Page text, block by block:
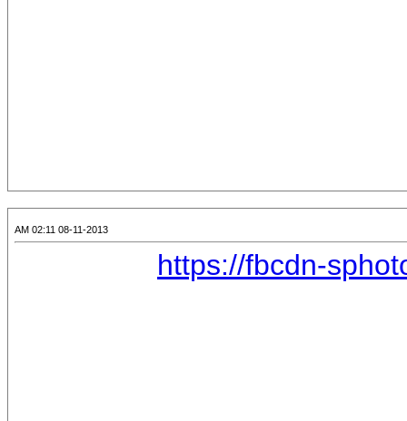
08-11-2013 02:11 AM
https://fbcdn-